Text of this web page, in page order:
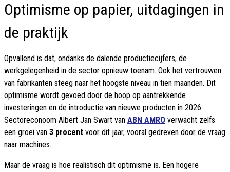
Optimisme op papier, uitdagingen in
de praktijk
Opvallend is dat, ondanks de dalende productiecijfers, de
werkgelegenheid in de sector opnieuw toenam. Ook het vertrouwen
van fabrikanten steeg naar het hoogste niveau in tien maanden. Dit
optimisme wordt gevoed door de hoop op aantrekkende
investeringen en de introductie van nieuwe producten in 2026.
Sectoreconoom Albert Jan Swart van ABN AMRO verwacht zelfs
een groei van 3 procent voor dit jaar, vooral gedreven door de vraag
naar machines.
Maar de vraag is hoe realistisch dit optimisme is. Een hogere